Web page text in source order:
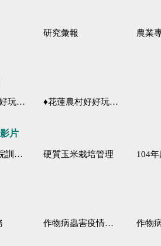
研究彙報 農業
條遊程推薦 ♦花蓮農村好好玩♦「原、生、慢、活」四條遊程推薦
片
類 硬質玉米栽培管理 104
作物病蟲害疫情警報 作物病